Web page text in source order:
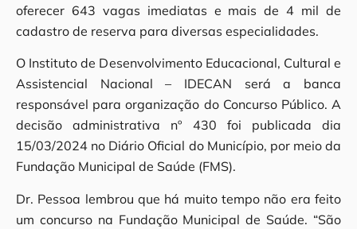
oferecer 643 vagas imediatas e mais de 4 mil de
cadastro de reserva para diversas especialidades.
O Instituto de Desenvolvimento Educacional, Cultural e
Assistencial Nacional – IDECAN será a banca
responsável para organização do Concurso Público. A
decisão administrativa nº 430 foi publicada dia
15/03/2024 no Diário Oficial do Município, por meio da
Fundação Municipal de Saúde (FMS).
Dr. Pessoa lembrou que há muito tempo não era feito
um concurso na Fundação Municipal de Saúde. “São